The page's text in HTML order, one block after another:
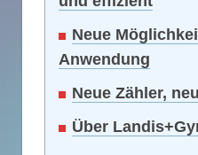
Neue
Anwendung
Neue Zähler,
Über